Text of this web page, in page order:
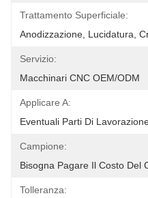
Trattamento Superficiale:
Anodizzazione, Lucidatura,
Servizio:
Macchinari CNC OEM/ODM
Applicare A:
Eventuali Parti Di
Campione:
Bisogna Pagare Il Costo Del
Tolleranza: